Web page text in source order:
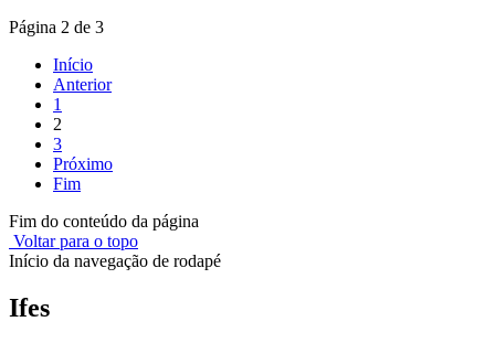
Página 2 de 3
Início
Anterior
1
2
3
Próximo
Fim
Fim do conteúdo da página
Voltar para o topo
Início da navegação de rodapé
Ifes